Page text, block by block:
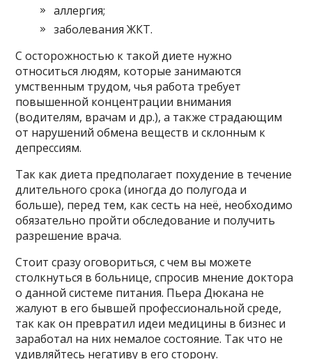
аллергия;
заболевания ЖКТ.
С осторожностью к такой диете нужно
относиться людям, которые занимаются
умственным трудом, чья работа требует
повышенной концентрации внимания
(водителям, врачам и др.), а также страдающим
от нарушений обмена веществ и склонным к
депрессиям.
Так как диета предполагает похудение в течение
длительного срока (иногда до полугода и
больше), перед тем, как сесть на неё, необходимо
обязательно пройти обследование и получить
разрешение врача.
Стоит сразу оговориться, с чем вы можете
столкнуться в больнице, спросив мнение доктора
о данной системе питания. Пьера Дюкана не
жалуют в его бывшей профессиональной среде,
так как он превратил идеи медицины в бизнес и
заработал на них немалое состояние. Так что не
удивляйтесь негативу в его сторону.